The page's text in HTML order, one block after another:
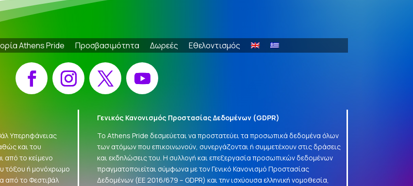
Athens Pride Προσβασιμότητα Δωρεές Εθελοντισμός
Facebook Instagram X YouTube
Υπερηφάνειας
και του
από το κείμενο
τόξου ή μονόχρωμο
από το Φεστιβάλ
Γενικός Κανονισμός Προστασίας Δεδομένων (GDPR)
Το Athens Pride δεσμεύεται να προστατεύει τα προσωπικά δεδομένα όλων
των ατόμων που επικοινωνούν, συνεργάζονται ή συμμετέχουν στις δράσεις
και εκδηλώσεις του. Η συλλογή και επεξεργασία προσωπικών δεδομένων
πραγματοποιείται σύμφωνα με τον Γενικό Κανονισμό Προστασίας
Δεδομένων (ΕΕ 2016/679 –GDPR) και την ισχύουσα ελληνική νομοθεσία,